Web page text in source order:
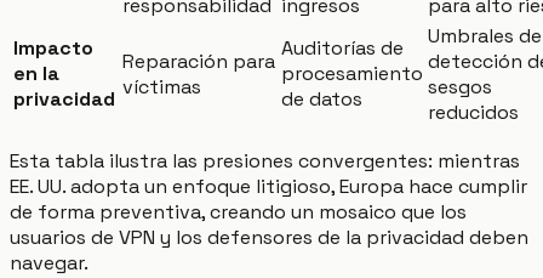
responsabilidad ingresos
para alto
Impacto
en la
privacidad
Reparación para
víctimas
Auditorías de
procesamiento
de datos
Umbrales de
detección
sesgos
reducidos
Esta tabla ilustra las presiones convergentes: mientras
EE. UU. adopta un enfoque litigioso, Europa hace cumplir
de forma preventiva, creando un mosaico que los
usuarios de VPN y los defensores de la privacidad deben
navegar.